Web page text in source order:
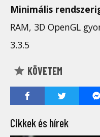
Minimális
RAM, 3D OpenGL
3.3.5
KÖVETEM
Cikkek és hírek